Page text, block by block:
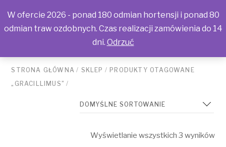
STRONA GŁÓWNA / SKLEP / PRODUKTY OTAGOWANE
„GRACILLIMUS” /
Wyświetlanie wszystkich 3 wyników
W ofercie 2026 - ponad 180 odmian hortensji i ponad 80
odmian traw ozdobnych. Czas realizacji zamówienia do 14
dni. Odrzuć